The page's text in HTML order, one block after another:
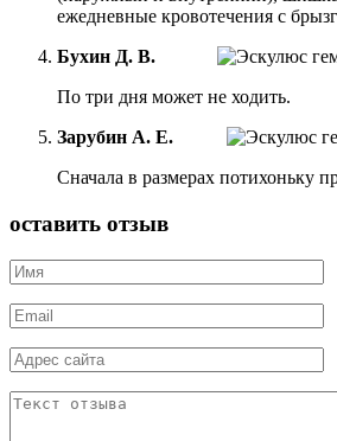
ежедневные кровотечения с
Бухин Д. В.
По три дня может не ходить.
Зарубин А. Е.
Сначала в размерах потихоньку
оставить отзыв